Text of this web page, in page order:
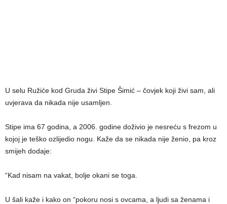
U selu Ružiće kod Gruda živi Stipe Šimić – čovjek koji živi sam, ali
uvjerava da nikada nije usamljen.
Stipe ima 67 godina, a 2006. godine doživio je nesreću s frezom u
kojoj je teško ozlijedio nogu. Kaže da se nikada nije ženio, pa kroz
smijeh dodaje:
“Kad nisam na vakat, bolje okani se toga.
U šali kaže i kako on “pokoru nosi s ovcama, a ljudi sa ženama i